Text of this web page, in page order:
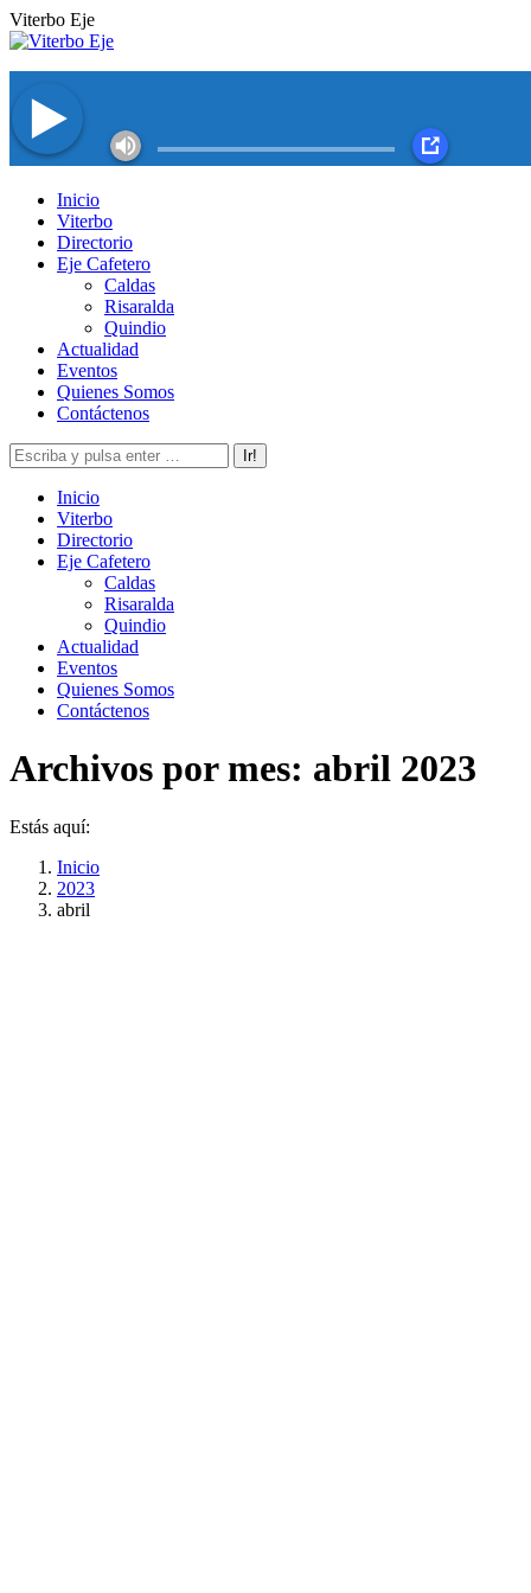
Saltar
al
Viterbo Eje
Facebook
page
opens
Twitter
page
opens
Instagram
page
opens
YouTube
page
opens
Inicio
Viterbo
Directorio
Eje Cafetero
Caldas
Risaralda
Quindio
Actualidad
Eventos
Quienes Somos
Contáctenos
Buscar:
Inicio
Viterbo
Directorio
Eje Cafetero
Caldas
Risaralda
Quindio
Actualidad
Eventos
Quienes Somos
Contáctenos
Archivos por mes: abril 2023
Estás aquí:
Inicio
2023
abril